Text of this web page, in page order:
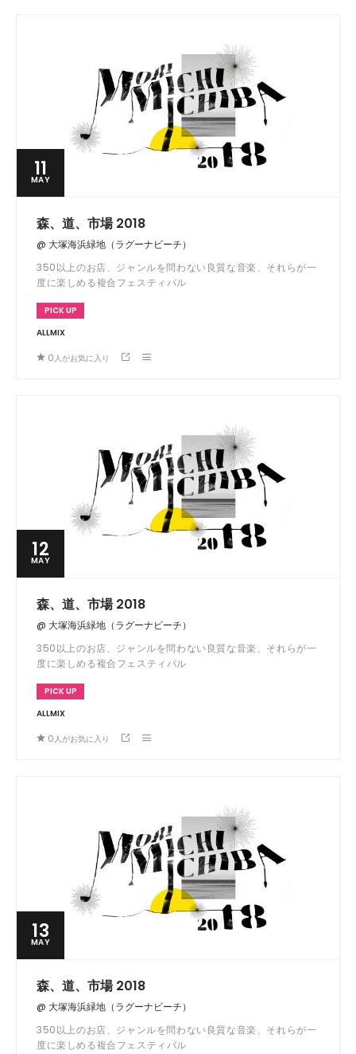
11
MAY
森、道、市場 2018
@ 大塚海浜緑地（ラグーナビーチ）
350以上のお店、ジャンルを問わない良質な音楽、それらが一
度に楽しめる複合フェスティバル
PICK UP
ALLMIX
0人がお気に入り
12
MAY
森、道、市場 2018
@ 大塚海浜緑地（ラグーナビーチ）
350以上のお店、ジャンルを問わない良質な音楽、それらが一
度に楽しめる複合フェスティバル
PICK UP
ALLMIX
0人がお気に入り
13
MAY
森、道、市場 2018
@ 大塚海浜緑地（ラグーナビーチ）
350以上のお店、ジャンルを問わない良質な音楽、それらが一
度に楽しめる複合フェスティバル